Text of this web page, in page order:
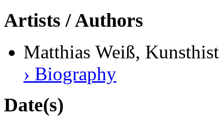
Artists / Authors
Matthias Weiß,
› Biography
Date(s)